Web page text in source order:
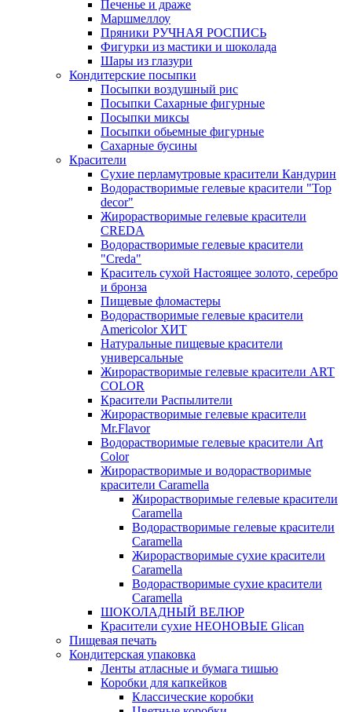
Печенье и драже
Маршмеллоу
Пряники РУЧНАЯ РОСПИСЬ
Фигурки из мастики и шоколада
Шары из глазури
Кондитерские посыпки
Посыпки воздушный рис
Посыпки Сахарные фигурные
Посыпки миксы
Посыпки обьемные фигурные
Сахарные бусины
Красители
Сухие перламутровые красители Кандурин
Водорастворимые гелевые красители "Top
decor"
Жирорастворимые гелевые красители
CREDA
Водорастворимые гелевые красители
"Creda"
Краситель сухой Настоящее золото, серебро
и бронза
Пищевые фломастеры
Водорастворимые гелевые красители
Americolor ХИТ
Натуральные пищевые красители
универсальные
Жирорастворимые гелевые красители ART
COLOR
Красители Распылители
Жирорастворимые гелевые красители
Mr.Flavor
Водорастворимые гелевые красители Art
Color
Жирорастворимые и водорастворимые
красители Caramella
Жирорастворимые гелевые красители
Caramella
Водорастворимые гелевые красители
Caramella
Жирорастворимые сухие красители
Caramella
Водорастворимые сухие красители
Caramella
ШОКОЛАДНЫЙ ВЕЛЮР
Красители сухие НЕОНОВЫЕ Glican
Пищевая печать
Кондитерская упаковка
Ленты атласные и бумага тишью
Коробки для капкейков
Классические коробки